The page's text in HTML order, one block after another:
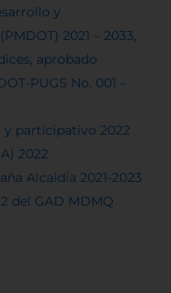
y
2021 – 2033,
aprobado
PUGS No. 001 –
participativo 2022
2022
Alcaldía 2021-2023
del GAD MDMQ